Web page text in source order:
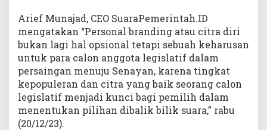
Arief Munajad, CEO SuaraPemerintah.ID
mengatakan “Personal branding atau citra diri
bukan lagi hal opsional tetapi sebuah keharusan
untuk para calon anggota legislatif dalam
persaingan menuju Senayan, karena tingkat
kepopuleran dan citra yang baik seorang calon
legislatif menjadi kunci bagi pemilih dalam
menentukan pilihan dibalik bilik suara,” rabu
(20/12/23).